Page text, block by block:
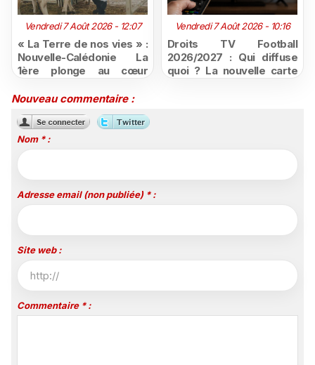
Vendredi 7 Août 2026 - 12:07
« La Terre de nos vies » :
Nouvelle-Calédonie La
1ère plonge au cœur
mutation
Vendredi 7 Août 2026 - 10:16
Droits TV Football
2026/2027 : Qui diffuse
quoi ? La nouvelle carte
Nouveau commentaire :
Nom * :
Adresse email (non publiée) * :
Site web :
Commentaire * :